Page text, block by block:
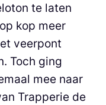
te laten
kop meer
veerpont
Toch ging
mee naar
Trapperie de